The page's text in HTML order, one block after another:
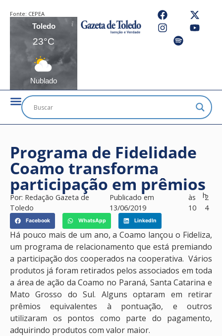
Fonte: CEPEA
Toledo
23°C
Nublado
Programa de Fidelidade
Coamo transforma
participação em prêmios
Por: Redação Gazeta de
Toledo
Publicado em
13/06/2019
às
10
h2
4
Facebook WhatsApp LinkedIn
Há pouco mais de um ano, a Coamo lançou o Fideliza,
um programa de relacionamento que está premiando
a participação dos cooperados na cooperativa. Vários
produtos já foram retirados pelos associados em toda
a área de ação da Coamo no Paraná, Santa Catarina e
Mato Grosso do Sul. Alguns optaram em retirar
prêmios equivalentes à pontuação, e outros
utilizaram os pontos como parte do pagamento,
adquirindo produtos com valor maior.